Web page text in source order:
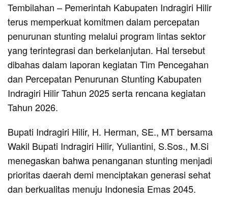
Tembilahan – Pemerintah Kabupaten Indragiri Hilir
terus memperkuat komitmen dalam percepatan
penurunan stunting melalui program lintas sektor
yang terintegrasi dan berkelanjutan. Hal tersebut
dibahas dalam laporan kegiatan Tim Pencegahan
dan Percepatan Penurunan Stunting Kabupaten
Indragiri Hilir Tahun 2025 serta rencana kegiatan
Tahun 2026.
Bupati Indragiri Hilir, H. Herman, SE., MT bersama
Wakil Bupati Indragiri Hilir, Yuliantini, S.Sos., M.Si
menegaskan bahwa penanganan stunting menjadi
prioritas daerah demi menciptakan generasi sehat
dan berkualitas menuju Indonesia Emas 2045.